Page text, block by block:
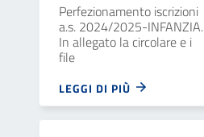
Perfezionamento iscrizioni
a.s. 2024/2025-INFANZIA.
In allegato la circolare e i
file
LEGGI DI PIÙ